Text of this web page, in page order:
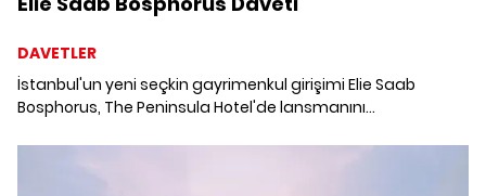
DAVETLER
İstanbul'un yeni seçkin gayrimenkul girişimi Elie Saab
Bosphorus, The Peninsula Hotel'de lansmanını